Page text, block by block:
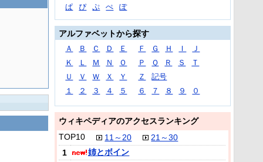
ぱ
ぴ ぷ ぺ ぽ
アルファベットから探す
Ａ Ｂ Ｃ Ｄ Ｅ Ｆ Ｇ Ｈ Ｉ
Ｊ
Ｋ
Ｌ Ｍ Ｎ Ｏ Ｐ Ｑ Ｒ Ｓ
Ｔ
Ｕ
Ｖ Ｗ Ｘ Ｙ Ｚ
記号
１
２ ３ ４ ５ ６ ７ ８ ９ ０
ウィキペディアのアクセスランキング
TOP10
11～20
21～30
1
姉とボイン